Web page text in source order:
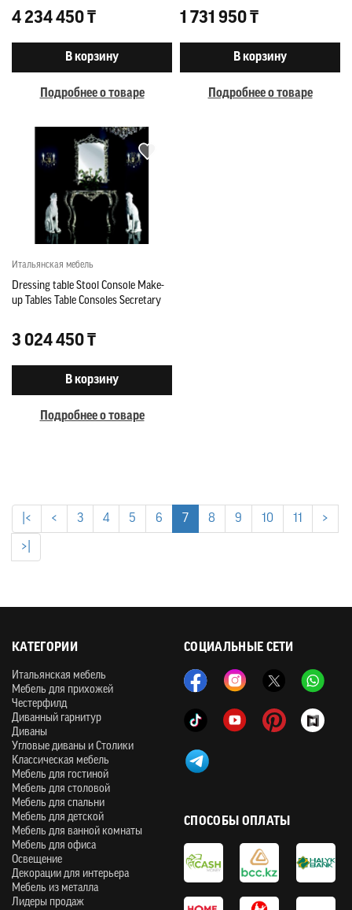
4 234 450 ₸
В корзину
Подробнее о товаре
1 731 950 ₸
В корзину
Подробнее о товаре
Итальянская мебель
Dressing table Stool Console Make-
up Tables Table Consoles Secretary
3 024 450 ₸
В корзину
Подробнее о товаре
|< < 3 4 5 6 7 8 9 10 11 >
>|
СОЦИАЛЬНЫЕ СЕТИ
КАТЕГОРИИ
Итальянская мебель
Мебель для прихожей
Честерфилд
Диванный гарнитур
Диваны
Угловые диваны и Столики
Классическая мебель
Мебель для гостиной
Мебель для столовой
Мебель для спальни
Мебель для детской
Мебель для ванной комнаты
Мебель для офиса
Освещение
Декорации для интерьера
Мебель из металла
Лидеры продаж
СПОСОБЫ ОПЛАТЫ